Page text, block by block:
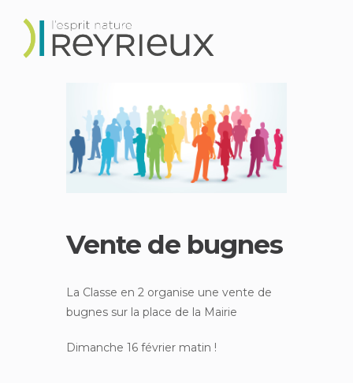
Vente de bugnes
La Classe en 2 organise une vente de
bugnes sur la place de la Mairie
Dimanche 16 février matin !